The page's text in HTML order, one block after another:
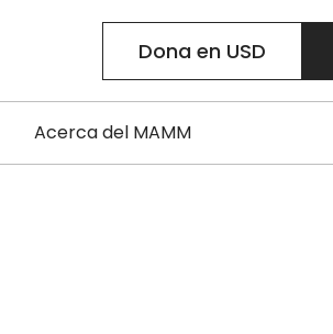
Dona en USD
Acerca del MAMM